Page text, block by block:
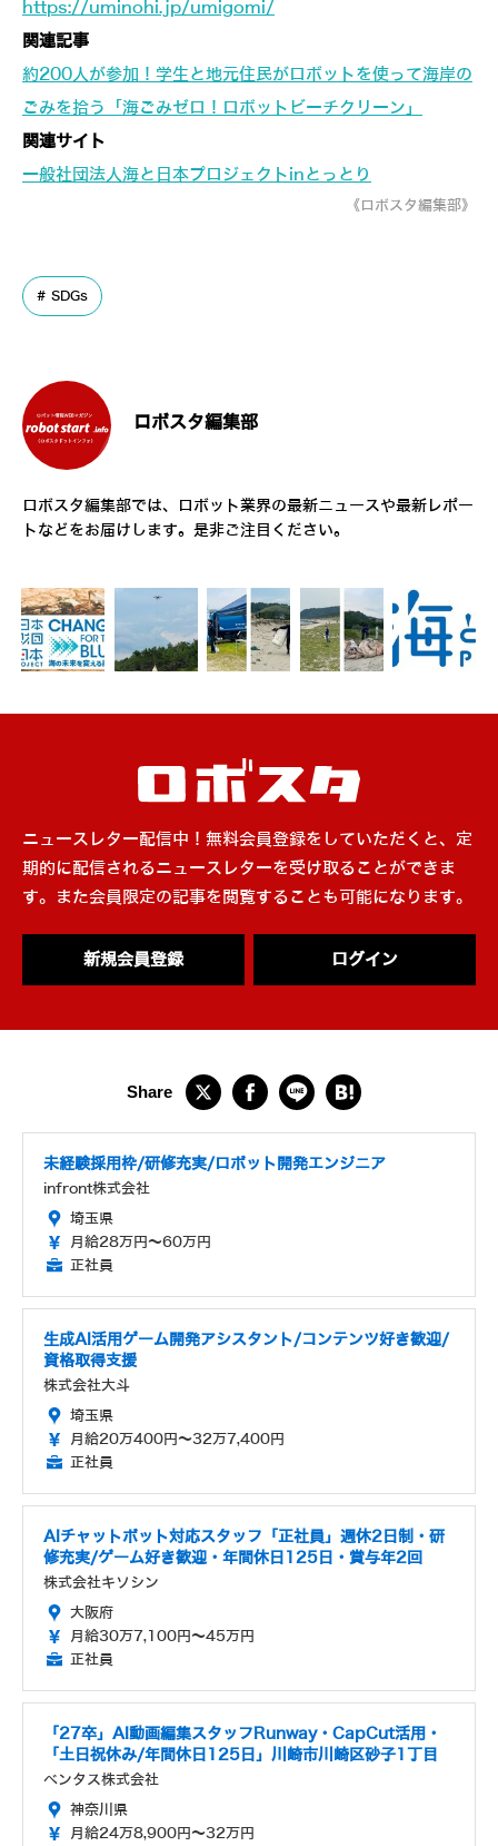
https://uminohi.jp/umigomi/
関連記事
約200人が参加！学生と地元住民がロボットを使って海岸の
ごみを拾う「海ごみゼロ！ロボットビーチクリーン」
関連サイト
一般社団法人海と日本プロジェクトinとっとり
《ロボスタ編集部》
SDGs
ロボスタ編集部
ロボスタ編集部では、ロボット業界の最新ニュースや最新レポー
トなどをお届けします。是非ご注目ください。
ニュースレター配信中！無料会員登録をしていただくと、定
期的に配信されるニュースレターを受け取ることができま
す。また会員限定の記事を閲覧することも可能になります。
新規会員登録 ログイン
未経験採用枠/研修充実/ロボット開発エンジニア
infront株式会社
埼玉県
月給28万円～60万円
正社員
生成AI活用ゲーム開発アシスタント/コンテンツ好き歓迎/
資格取得支援
株式会社大斗
埼玉県
月給20万400円～32万7,400円
正社員
AIチャットボット対応スタッフ「正社員」週休2日制・研
修充実/ゲーム好き歓迎・年間休日125日・賞与年2回
株式会社キソシン
大阪府
月給30万7,100円～45万円
正社員
「27卒」AI動画編集スタッフRunway・CapCut活用・
「土日祝休み/年間休日125日」川崎市川崎区砂子1丁目
ベンタス株式会社
神奈川県
月給24万8,900円～32万円